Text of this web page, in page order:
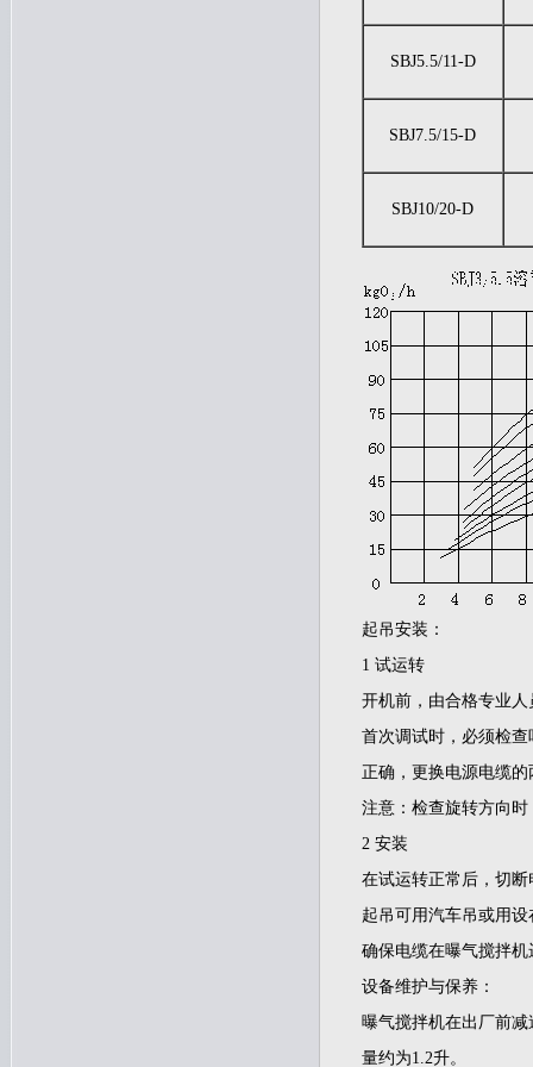
SBJ5.5/11-D
SBJ7.5/15-D
SBJ10/20-D
起吊安装：
1 试运转
开机前，由合格专业
首次调试时，必须检
正确，更换电源电缆
注意：检查旋转方向
2 安装
在试运转正常后，切
起吊可用汽车吊或用
确保电缆在曝气搅拌
设备维护与保养：
曝气搅拌机在出厂前
量约为1.2升。